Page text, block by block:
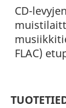
CD-
FLAC)